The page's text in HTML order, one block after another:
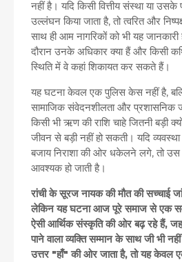
नहीं है। यदि किसी वित्तीय संस्था या उसके
उल्लंघन किया जाता है, तो त्वरित और निष्पक्ष
साथ ही आम नागरिकों को भी यह जानकारी
दौरान उनके अधिकार क्या हैं और किसी
स्थिति में वे कहां शिकायत कर सकते हैं।
यह घटना केवल एक पुलिस केस नहीं है,
सामाजिक संवेदनशीलता और प्रशासनिक
किसी भी ऋण की राशि चाहे जितनी बड़ी
जीवन से बड़ी नहीं हो सकती। यदि
बजाय निराशा की ओर धकेलने लगे, तो उस
आवश्यक हो जाती है।
रांची के सूरज नायक की मौत की सच्चाई
लेकिन यह घटना आज पूरे समाज से एक
ऐसी आर्थिक संस्कृति की ओर बढ़ रहे हैं,
पाने वाला व्यक्ति सम्मान के साथ जी भी
उत्तर "हाँ" की ओर जाता है, तो यह केवल